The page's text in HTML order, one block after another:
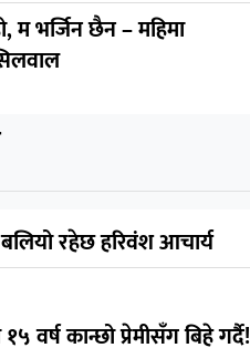
म भर्जिन छैन – महिमा
बलियो रहेछ हरिवंश आचार्य
वर्ष कान्छो प्रेमीसँग बिहे गर्दै!